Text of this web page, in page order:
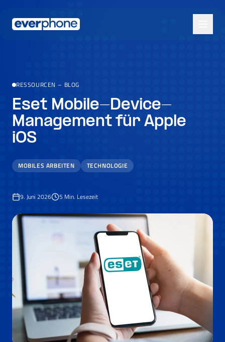
RESSOURCEN – BLOG
Eset Mobile-Device-
Management für Apple
iOS
MOBILES ARBEITEN TECHNOLOGIE
9. Juni 2026 5 Min. Lesezeit